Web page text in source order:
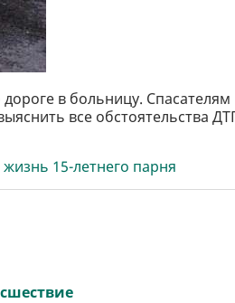
в больницу. Спасателям
все обстоятельства
15-летнего парня